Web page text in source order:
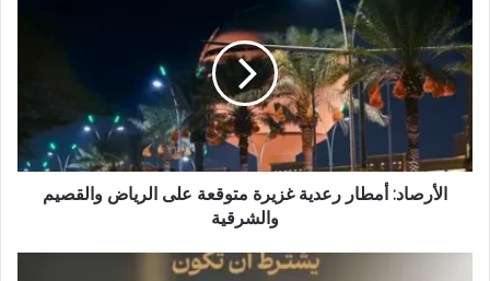
ل
و
ب
الأرصاد: أمطار رعدية غزيرة متوقعة على الرياض والقصيم
والشرقية